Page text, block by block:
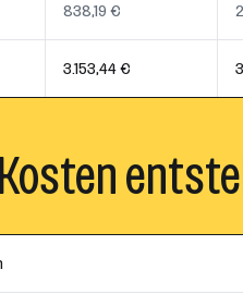
838,19 €
3.153,44 €